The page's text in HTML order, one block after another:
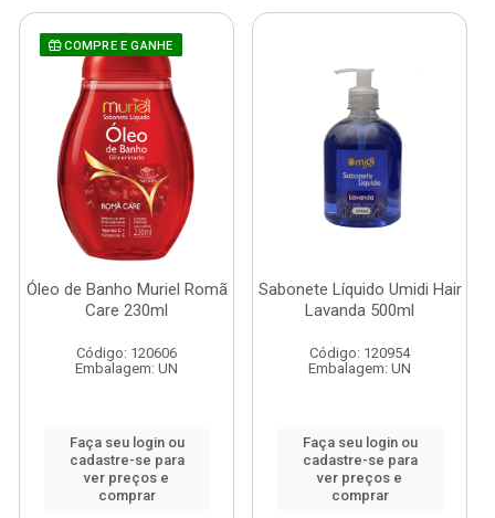
COMPRE E GANHE
Óleo de Banho Muriel Romã
Care 230ml
Código: 120606
Embalagem: UN
Faça seu login ou
cadastre-se para
ver preços e
comprar
Sabonete Líquido Umidi Hair
Lavanda 500ml
Código: 120954
Embalagem: UN
Faça seu login ou
cadastre-se para
ver preços e
comprar